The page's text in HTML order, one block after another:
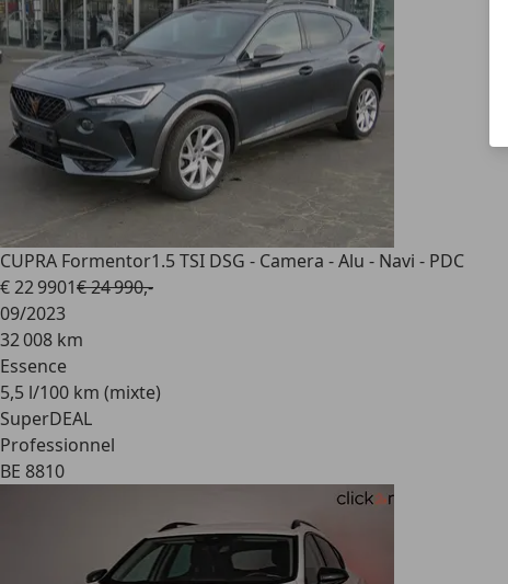
CUPRA Formentor1.5 TSI DSG - Camera - Alu - Navi - PDC
€ 22 9901€ 24 990,-
09/2023
32 008 km
Essence
5,5 l/100 km (mixte)
SuperDEAL
Professionnel
BE 8810